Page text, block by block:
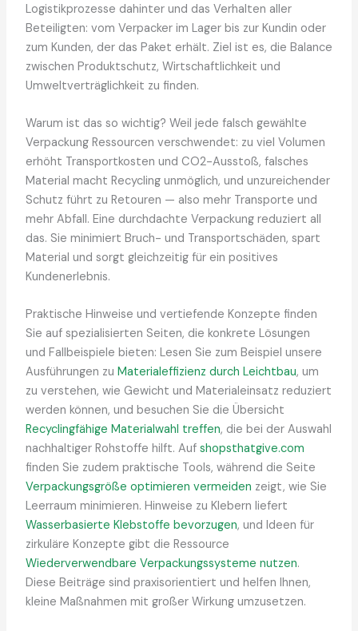
Logistikprozesse dahinter und das Verhalten aller
Beteiligten: vom Verpacker im Lager bis zur Kundin oder
zum Kunden, der das Paket erhält. Ziel ist es, die Balance
zwischen Produktschutz, Wirtschaftlichkeit und
Umweltverträglichkeit zu finden.
Warum ist das so wichtig? Weil jede falsch gewählte
Verpackung Ressourcen verschwendet: zu viel Volumen
erhöht Transportkosten und CO2-Ausstoß, falsches
Material macht Recycling unmöglich, und unzureichender
Schutz führt zu Retouren — also mehr Transporte und
mehr Abfall. Eine durchdachte Verpackung reduziert all
das. Sie minimiert Bruch- und Transportschäden, spart
Material und sorgt gleichzeitig für ein positives
Kundenerlebnis.
Praktische Hinweise und vertiefende Konzepte finden
Sie auf spezialisierten Seiten, die konkrete Lösungen
und Fallbeispiele bieten: Lesen Sie zum Beispiel unsere
Ausführungen zu Materialeffizienz durch Leichtbau, um
zu verstehen, wie Gewicht und Materialeinsatz reduziert
werden können, und besuchen Sie die Übersicht
Recyclingfähige Materialwahl treffen, die bei der Auswahl
nachhaltiger Rohstoffe hilft. Auf shopsthatgive.com
finden Sie zudem praktische Tools, während die Seite
Verpackungsgröße optimieren vermeiden zeigt, wie Sie
Leerraum minimieren. Hinweise zu Klebern liefert
Wasserbasierte Klebstoffe bevorzugen, und Ideen für
zirkuläre Konzepte gibt die Ressource
Wiederverwendbare Verpackungssysteme nutzen.
Diese Beiträge sind praxisorientiert und helfen Ihnen,
kleine Maßnahmen mit großer Wirkung umzusetzen.